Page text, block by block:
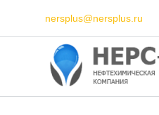
nersplus@nersplus.ru